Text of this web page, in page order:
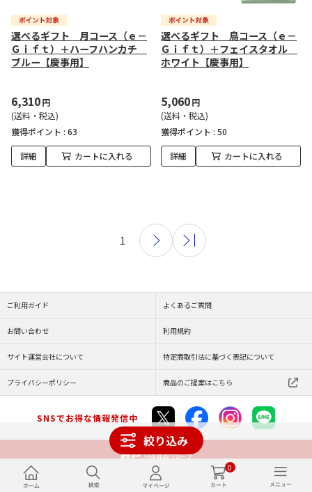
0
絞り込み
選べるギフト 月コース（ｅ－
Ｇｉｆｔ）＋ハーフハンカチ
ブルー【慶事用】
6,310円
(送料・税込)
獲得ポイント : 63
詳細 カートに入れる
選べるギフト 鳥コース（ｅ－
Ｇｉｆｔ）＋フェイスタオル
ホワイト【慶事用】
5,060円
(送料・税込)
獲得ポイント : 50
詳細 カートに入れる
1
ご利用ガイド よくあるご質問
お問い合わせ 利用規約
サイト運営会社について 特定商取引法に基づく表記について
プライバシーポリシー 商品のご提案はこちら
SNSでお得な情報発信中
Copyright (C) JAPAN POST Co.,Ltd. All Rights Reserved.